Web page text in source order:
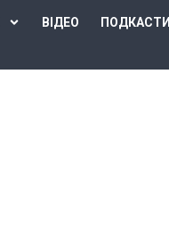
ВІДЕО ПОДКАСТИ